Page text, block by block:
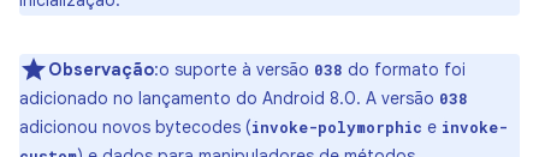
Observação:o suporte à versão 038 do formato foi
adicionado no lançamento do Android 8.0. A versão 038
adicionou novos bytecodes (invoke-polymorphic e invoke-